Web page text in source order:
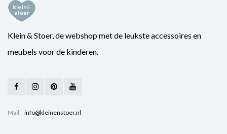
Klein & Stoer, de webshop met de leukste accessoires en
meubels voor de kinderen.
Mail info@kleinenstoer.nl